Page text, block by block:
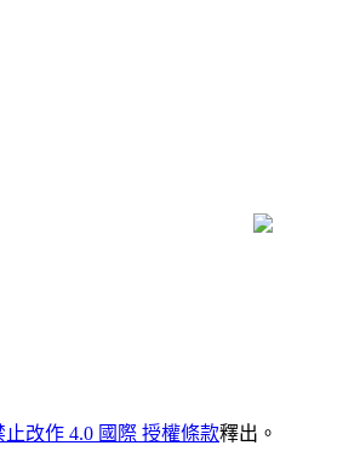
改作 4.0 國際 授權條款釋出。